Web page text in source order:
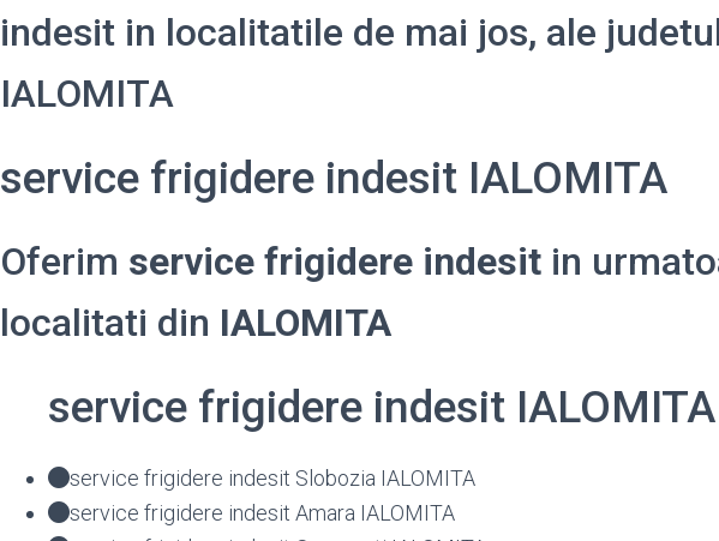
indesit in localitatile de mai jos, ale
IALOMITA
service frigidere indesit IALOMITA
Oferim service frigidere indesit in
localitati din IALOMITA
service frigidere indesit IALOMITA
service frigidere indesit Slobozia IALOMITA
service frigidere indesit Amara IALOMITA